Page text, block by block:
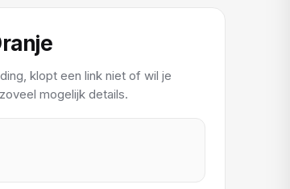
klopt een link niet of wil je
mogelijk details.